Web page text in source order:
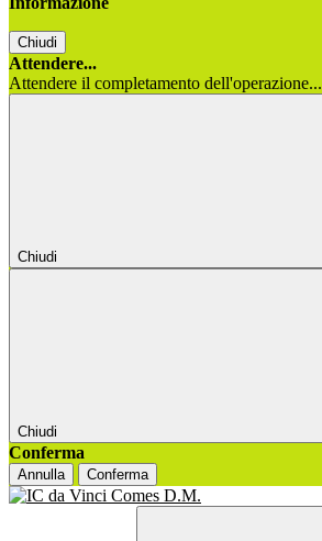
Chiudi
Attendere...
Attendere il completamento dell'operazione...
Chiudi
Chiudi
Conferma
Annulla Conferma